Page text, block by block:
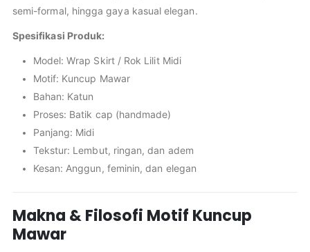
semi-formal, hingga gaya kasual elegan.
Spesifikasi Produk:
Model: Wrap Skirt / Rok Lilit Midi
Motif: Kuncup Mawar
Bahan: Katun
Proses: Batik cap (handmade)
Panjang: Midi
Tekstur: Lembut, ringan, dan adem
Kesan: Anggun, feminin, dan elegan
Makna & Filosofi Motif Kuncup
Mawar